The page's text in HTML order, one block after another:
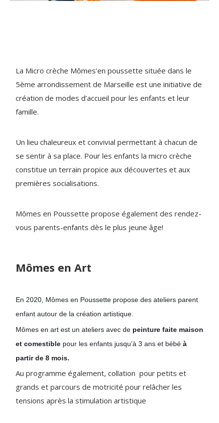
La Micro crèche Mômes’en poussette située dans le
5ème arrondissement de Marseille est une initiative de
création de modes d’accueil pour les enfants et leur
famille.
Un lieu chaleureux et convivial permettant à chacun de
se sentir à sa place. Pour les enfants la micro crèche
constitue un terrain propice aux découvertes et aux
premières socialisations.
Mômes en Poussette propose également des rendez-
vous parents-enfants dès le plus jeune âge!
Mômes en Art
En 2020, Mômes en Poussette propose des ateliers parent
enfant autour de la création artistique.
Mômes en art est un ateliers avec de peinture faite maison
et comestible pour les enfants jusqu’à 3 ans et bébé à
partir de 8 mois.
Au programme également, collation pour petits et
grands et parcours de motricité pour relâcher les
tensions après la stimulation artistique